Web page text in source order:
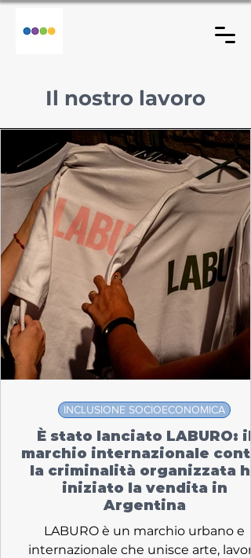
Il nostro lavoro
È stato lanciato LABURO: il
marchio internazionale
la criminalità organizzata ha
iniziato la vendita in
Argentina
LABURO è un marchio urbano e
internazionale che unisce arte,
INCLUSIONE SOCIOECONOMICA